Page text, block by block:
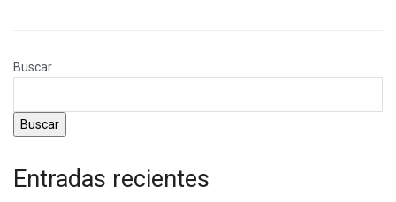
Buscar
Buscar
Entradas recientes